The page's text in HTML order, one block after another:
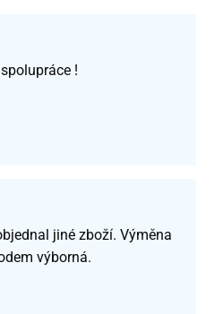
!
jiné zboží. Výměna
výborná.